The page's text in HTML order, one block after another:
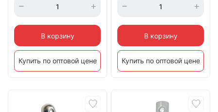
В корзину
Купить по оптовой цене
В корзину
Купить по оптовой цене